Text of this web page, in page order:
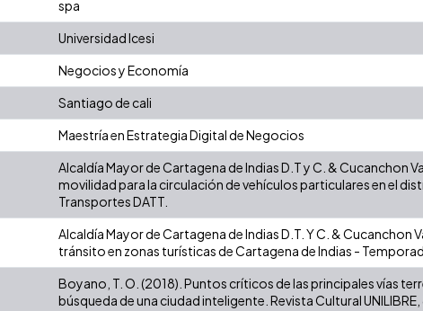
spa
Universidad Icesi
Negocios y Economía
Santiago de cali
Maestría en Estrategia Digital de Negocios
Alcaldía Mayor de Cartagena de Indias D.T y C. & Cucanchon
movilidad para la circulación de vehículos particulares en el
Transportes DATT.
Alcaldía Mayor de Cartagena de Indias D.T. Y C. &
tránsito en zonas turísticas de Cartagena de Indias -
Boyano, T. O. (2018). Puntos críticos de las principales vías
búsqueda de una ciudad inteligente. Revista Cultural UNILIBRE,